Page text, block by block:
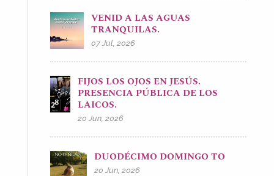
VENID A LAS AGUAS
TRANQUILAS.
07 Jul, 2026
FIJOS LOS OJOS EN JESÚS.
PRESENCIA PÚBLICA DE LOS
LAICOS.
20 Jun, 2026
DUODÉCIMO DOMINGO TO
20 Jun, 2026